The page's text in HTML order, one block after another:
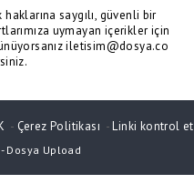
saygılı, güvenli bir
uymayan içerikler için
iletisim@dosya.co
- Çerez Politikası -Linki kontrol et
- Dosya Upload